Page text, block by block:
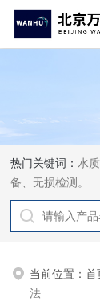
热门关键词： 水
备、无损检测。
当前位置：首
法